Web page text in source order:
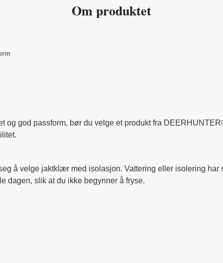
Om produktet
god passform, bør du velge et produkt fra
å velge jaktklær med isolasjon. Vattering eller isolering har
dagen, slik at du ikke begynner å fryse.